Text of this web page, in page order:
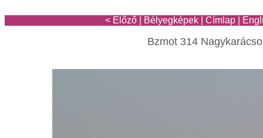
< Előző Bélyegképek Címlap
Bzmot 314